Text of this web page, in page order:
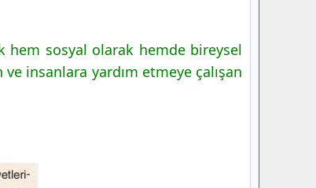
hem sosyal olarak hemde bireysel
insanlara yardım etmeye çalışan